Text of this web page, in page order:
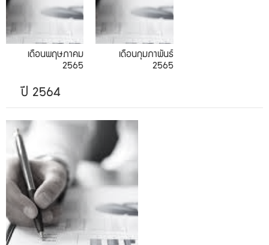
เดือนพฤษภาคม
2565
เดือนกุมภาพันธ์
2565
ปี 2564